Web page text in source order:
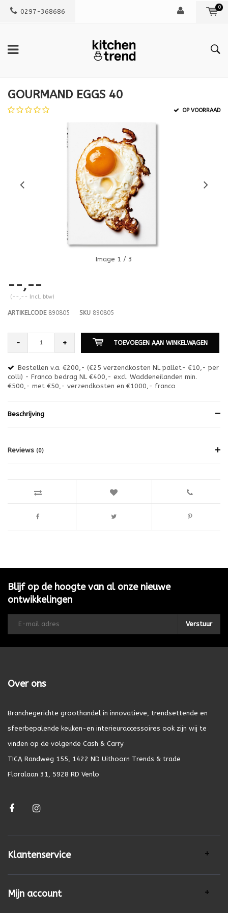
0297-368686
0
GOURMAND EGGS 40
OP VOORRAAD
Image 1 / 3
--,--
(--,-- Incl. btw)
ARTIKELCODE890805 SKU 890805
- + TOEVOEGEN AAN WINKELWAGEN
Bestellen v.a. €200,- (€25 verzendkosten NL pallet- €10,- per
colli) - Franco bedrag NL €400,- excl. Waddeneilanden min.
€500,- met €50,- verzendkosten en €1000,- franco
Beschrijving
Reviews (0)
Blijf op de hoogte van al onze nieuwe
ontwikkelingen
Verstuur
Over ons
Branchegerichte groothandel in innovatieve, trendsettende en
sfeerbepalende keuken-en interieuraccessoires ook zijn wij te
vinden op de volgende Cash & Carry
TICA Randweg 155, 1422 ND Uithoorn Trends & trade
Floralaan 31, 5928 RD Venlo
Klantenservice
Mijn account